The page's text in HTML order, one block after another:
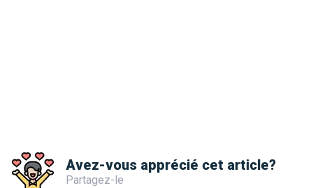
Avez-vous apprécié cet article?
Partagez-le